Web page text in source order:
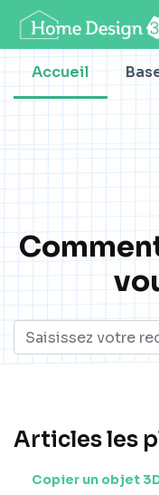
Accueil
Articles les
Copier un objet